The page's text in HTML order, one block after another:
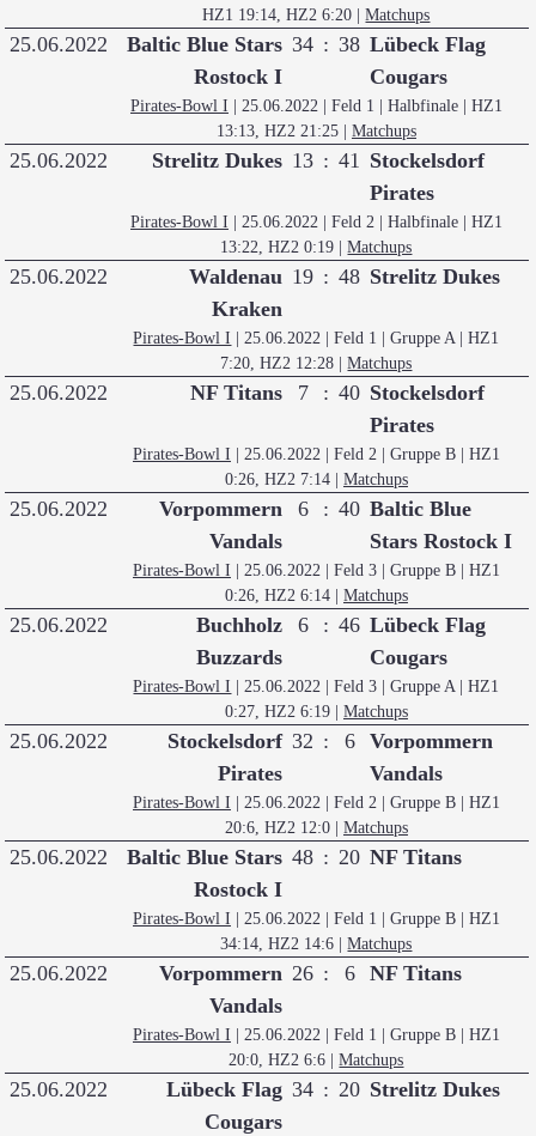
HZ1 19:14, HZ2 6:20 |Matchups
25.06.2022
Baltic Blue Stars
Rostock I
34 : 38 Lübeck Flag
Cougars
Pirates-Bowl I | 25.06.2022 | Feld 1 | Halbfinale | HZ1
13:13, HZ2 21:25| Matchups
25.06.2022 Strelitz Dukes 13 : 41 Stockelsdorf
Pirates
Pirates-Bowl I | 25.06.2022 | Feld 2 | Halbfinale | HZ1
13:22, HZ2 0:19 |Matchups
25.06.2022
Waldenau
Kraken
19 : 48 Strelitz Dukes
Pirates-Bowl I | 25.06.2022 | Feld 1 | Gruppe A | HZ1
7:20, HZ2 12:28 |Matchups
25.06.2022 NF Titans 7 : 40 Stockelsdorf
Pirates
Pirates-Bowl I | 25.06.2022 | Feld 2 | Gruppe B | HZ1
0:26, HZ2 7:14| Matchups
25.06.2022
Vorpommern
Vandals
6 : 40 Baltic Blue
Stars Rostock I
Pirates-Bowl I | 25.06.2022 | Feld 3 | Gruppe B | HZ1
0:26, HZ2 6:14| Matchups
25.06.2022
Buchholz
Buzzards
6 : 46 Lübeck Flag
Cougars
Pirates-Bowl I | 25.06.2022 | Feld 3 | Gruppe A | HZ1
0:27, HZ2 6:19| Matchups
25.06.2022
Stockelsdorf
Pirates
32 : 6
Vorpommern
Vandals
Pirates-Bowl I | 25.06.2022 | Feld 2 | Gruppe B | HZ1
20:6, HZ2 12:0| Matchups
25.06.2022
Baltic Blue Stars
Rostock I
48 : 20 NF Titans
Pirates-Bowl I | 25.06.2022 | Feld 1 | Gruppe B | HZ1
34:14, HZ2 14:6 |Matchups
25.06.2022
Vorpommern
Vandals
26 : 6 NF Titans
Pirates-Bowl I | 25.06.2022 | Feld 1 | Gruppe B | HZ1
20:0, HZ2 6:6 |Matchups
25.06.2022
Lübeck Flag
Cougars
34 : 20 Strelitz Dukes